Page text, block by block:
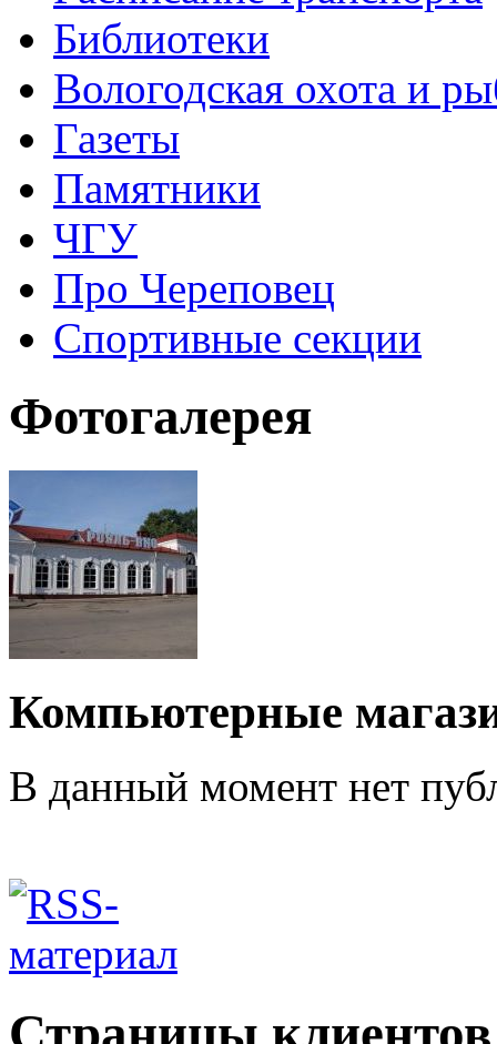
Библиотеки
Вологодская охота и
Газеты
Памятники
ЧГУ
Про Череповец
Спортивные секции
Фотогалерея
Компьютерные
В данный момент нет